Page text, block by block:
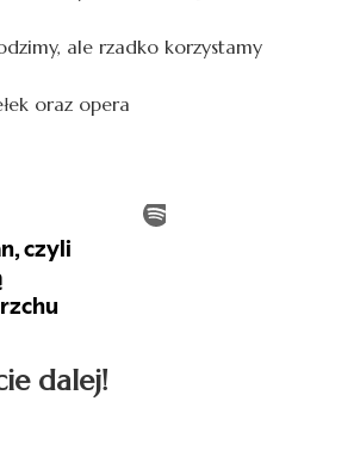
ale rzadko korzystamy
oraz opera
dalej!